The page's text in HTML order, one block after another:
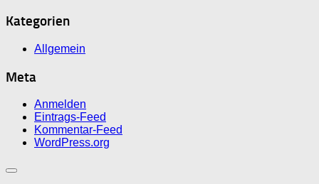
Kategorien
Allgemein
Meta
Anmelden
Eintrags-Feed
Kommentar-Feed
WordPress.org